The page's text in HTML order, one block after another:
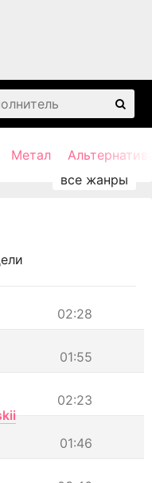
Метал
02:28
01:55
02:23
01:46